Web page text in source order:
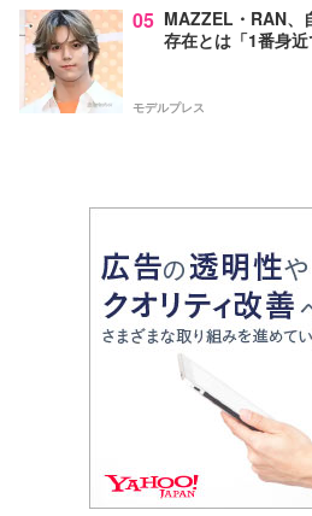
05 MAZZEL・RAN、
存在とは「1番身近
モデルプレス